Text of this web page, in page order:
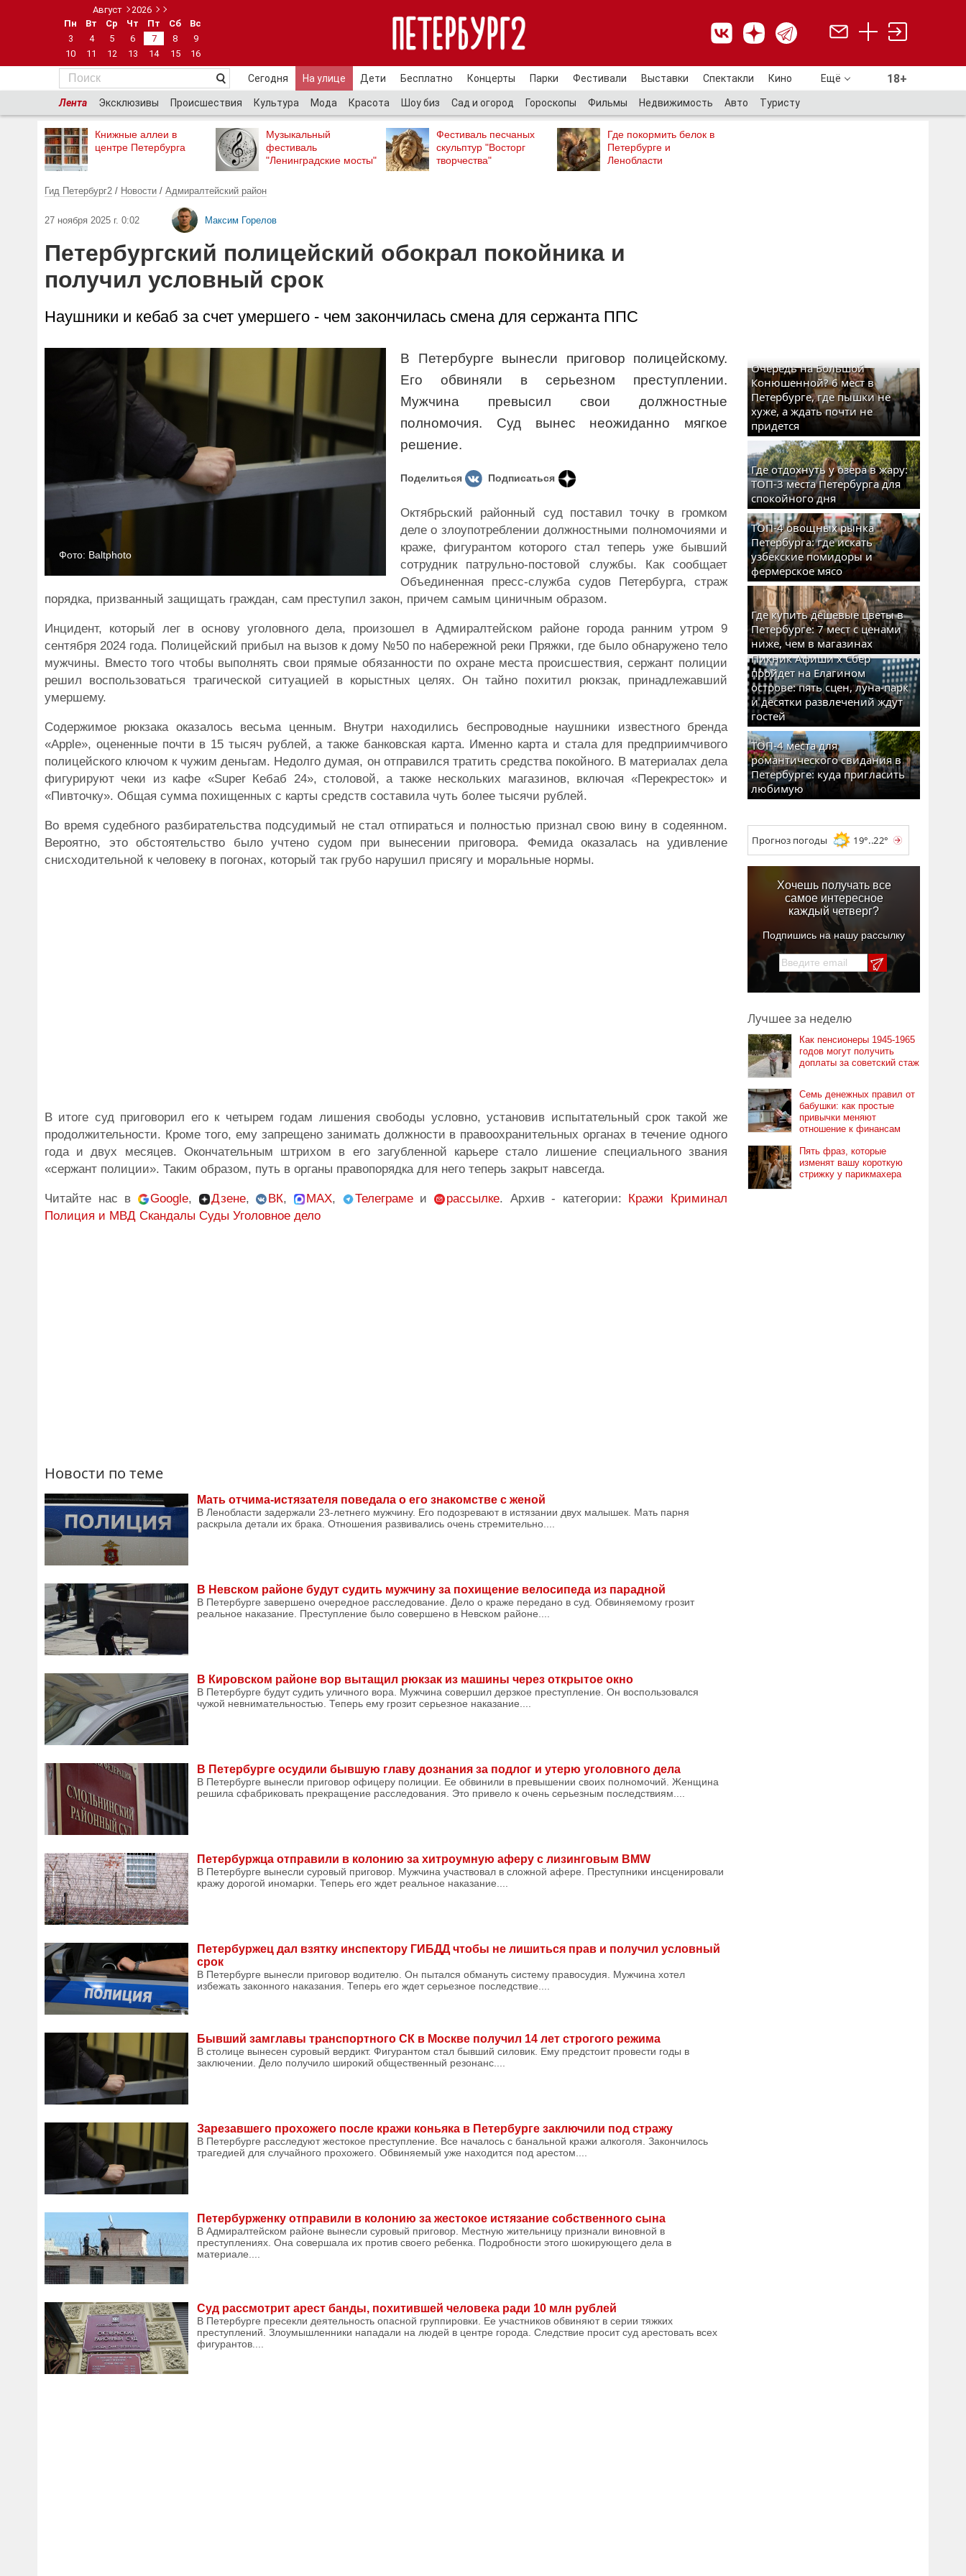
Август
2026
Пн
Вт Ср Чт Пт Сб
Вс
3
4 5 6 7 8
9
10
11 12 13 14 15 16
Сегодня На улице Дети Бесплатно Концерты Парки Фестивали Выставки Спектакли Кино Ещё 18+
Лента Эксклюзивы Происшествия Культура Мода Красота Шоу биз Сад и огород Гороскопы Фильмы Недвижимость Авто Туристу
Книжные аллеи в
центре Петербурга
Музыкальный
фестиваль
"Ленинградские мосты"
Фестиваль песчаных
скульптур "Восторг
творчества"
Где покормить белок в
Петербурге и
Ленобласти
Гид Петербург2 / Новости / Адмиралтейский район
27 ноября 2025 г. 0:02 Максим Горелов
Петербургский полицейский обокрал покойника и
получил условный срок
Наушники и кебаб за счет умершего - чем закончилась смена для сержанта ППС
Фото: Baltphoto
В Петербурге вынесли приговор полицейскому.
Его обвиняли в серьезном преступлении.
Мужчина превысил свои должностные
полномочия. Суд вынес неожиданно мягкое
решение.
Поделиться Подписаться
Октябрьский районный суд поставил точку в громком
деле о злоупотреблении должностными полномочиями и
краже, фигурантом которого стал теперь уже бывший
сотрудник патрульно-постовой службы. Как сообщает
Объединенная пресс-служба судов Петербурга, страж
порядка, призванный защищать граждан, сам преступил закон, причем самым циничным образом.
Инцидент, который лег в основу уголовного дела, произошел в Адмиралтейском районе города ранним утром 9
сентября 2024 года. Полицейский прибыл на вызов к дому №50 по набережной реки Пряжки, где было обнаружено тело
мужчины. Вместо того чтобы выполнять свои прямые обязанности по охране места происшествия, сержант полиции
решил воспользоваться трагической ситуацией в корыстных целях. Он тайно похитил рюкзак, принадлежавший
умершему.
Содержимое рюкзака оказалось весьма ценным. Внутри находились беспроводные наушники известного бренда
«Apple», оцененные почти в 15 тысяч рублей, а также банковская карта. Именно карта и стала для предприимчивого
полицейского ключом к чужим деньгам. Недолго думая, он отправился тратить средства покойного. В материалах дела
фигурируют чеки из кафе «Super Кебаб 24», столовой, а также нескольких магазинов, включая «Перекресток» и
«Пивточку». Общая сумма похищенных с карты средств составила чуть более тысячи рублей.
Во время судебного разбирательства подсудимый не стал отпираться и полностью признал свою вину в содеянном.
Вероятно, это обстоятельство было учтено судом при вынесении приговора. Фемида оказалась на удивление
снисходительной к человеку в погонах, который так грубо нарушил присягу и моральные нормы.
В итоге суд приговорил его к четырем годам лишения свободы условно, установив испытательный срок такой же
продолжительности. Кроме того, ему запрещено занимать должности в правоохранительных органах в течение одного
года и двух месяцев. Окончательным штрихом в его загубленной карьере стало лишение специального звания
«сержант полиции». Таким образом, путь в органы правопорядка для него теперь закрыт навсегда.
Читайте нас в Google, Дзене, ВК, MAX, Телеграмеи рассылке. Архив - категории: Кражи
Криминал
Полиция и МВД Скандалы Суды Уголовное дело
Новости по теме
Мать отчима-истязателя поведала о его знакомстве с женой
В Ленобласти задержали 23-летнего мужчину. Его подозревают в истязании двух малышек. Мать парня
раскрыла детали их брака. Отношения развивались очень стремительно....
В Невском районе будут судить мужчину за похищение велосипеда из парадной
В Петербурге завершено очередное расследование. Дело о краже передано в суд. Обвиняемому грозит
реальное наказание. Преступление было совершено в Невском районе....
В Кировском районе вор вытащил рюкзак из машины через открытое окно
В Петербурге будут судить уличного вора. Мужчина совершил дерзкое преступление. Он воспользовался
чужой невнимательностью. Теперь ему грозит серьезное наказание....
В Петербурге осудили бывшую главу дознания за подлог и утерю уголовного дела
В Петербурге вынесли приговор офицеру полиции. Ее обвинили в превышении своих полномочий. Женщина
решила сфабриковать прекращение расследования. Это привело к очень серьезным последствиям....
Петербуржца отправили в колонию за хитроумную аферу с лизинговым BMW
В Петербурге вынесли суровый приговор. Мужчина участвовал в сложной афере. Преступники инсценировали
кражу дорогой иномарки. Теперь его ждет реальное наказание....
Петербуржец дал взятку инспектору ГИБДД чтобы не лишиться прав и получил условный
срок
В Петербурге вынесли приговор водителю. Он пытался обмануть систему правосудия. Мужчина хотел
избежать законного наказания. Теперь его ждет серьезное последствие....
Бывший замглавы транспортного СК в Москве получил 14 лет строгого режима
В столице вынесен суровый вердикт. Фигурантом стал бывший силовик. Ему предстоит провести годы в
заключении. Дело получило широкий общественный резонанс....
Зарезавшего прохожего после кражи коньяка в Петербурге заключили под стражу
В Петербурге расследуют жестокое преступление. Все началось с банальной кражи алкоголя. Закончилось
трагедией для случайного прохожего. Обвиняемый уже находится под арестом....
Петербурженку отправили в колонию за жестокое истязание собственного сына
В Адмиралтейском районе вынесли суровый приговор. Местную жительницу признали виновной в
преступлениях. Она совершала их против своего ребенка. Подробности этого шокирующего дела в
материале....
Суд рассмотрит арест банды, похитившей человека ради 10 млн рублей
В Петербурге пресекли деятельность опасной группировки. Ее участников обвиняют в серии тяжких
преступлений. Злоумышленники нападали на людей в центре города. Следствие просит суд арестовать всех
фигурантов....
Очередь на Большой
Конюшенной? 6 мест в
Петербурге, где пышки не
хуже, а ждать почти не
придется
Где отдохнуть у озера в жару:
ТОП-3 места Петербурга для
спокойного дня
ТОП-4 овощных рынка
Петербурга: где искать
узбекские помидоры и
фермерское мясо
Где купить дешевые цветы в
Петербурге: 7 мест с ценами
ниже, чем в магазинах
Пикник Афиши x Сбер
пройдет на Елагином
острове: пять сцен, луна-парк
и десятки развлечений ждут
гостей
ТОП-4 места для
романтического свидания в
Петербурге: куда пригласить
любимую
Прогноз погоды 19°..22°
Хочешь получать все
самое интересное
каждый четверг?
Подпишись на нашу рассылку
Лучшее за неделю
Как пенсионеры 1945-1965
годов могут получить
доплаты за советский стаж
Семь денежных правил от
бабушки: как простые
привычки меняют
отношение к финансам
Пять фраз, которые
изменят вашу короткую
стрижку у парикмахера